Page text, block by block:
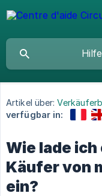
Artikel über:
verfügbar in:
Wie lade
Käufer von
ein?